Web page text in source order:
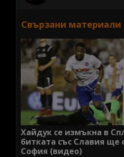
Свързани материали
Хайдук се измъкна в
битката със Славия ще
София (видео)